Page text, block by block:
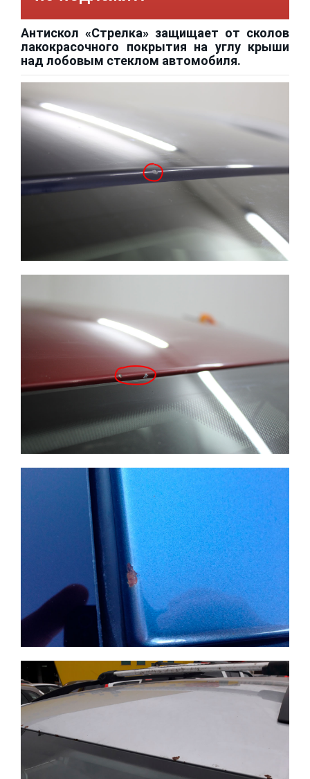
Антискол «Стрелка» защищает от сколов
лакокрасочного покрытия на углу крыши
над лобовым стеклом автомобиля.